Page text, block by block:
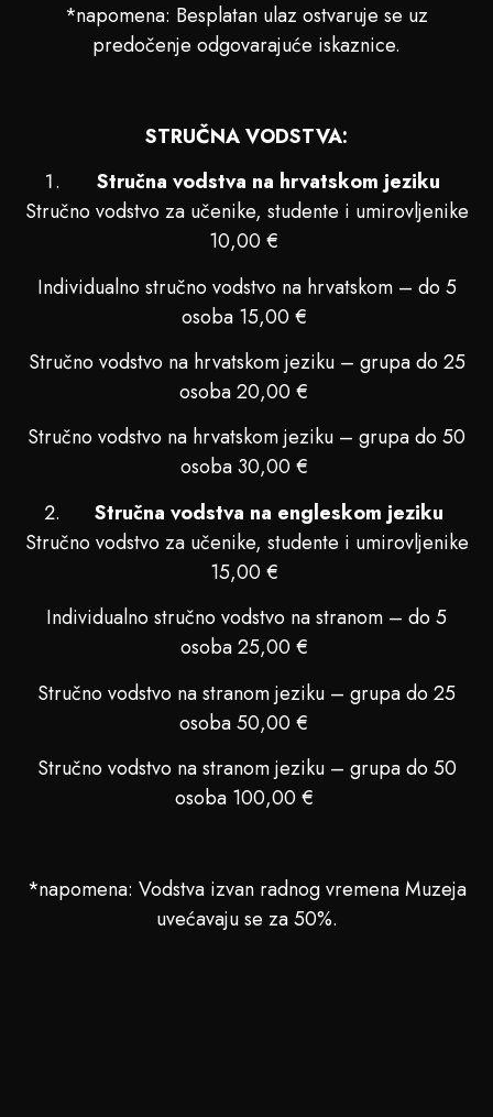
*napomena: Besplatan ulaz ostvaruje se uz
predočenje odgovarajuće iskaznice.
STRUČNA VODSTVA:
Stručna vodstva na hrvatskom jeziku
Stručno vodstvo za učenike, studente i umirovljenike
10,00 €
Individualno stručno vodstvo na hrvatskom – do 5
osoba 15,00 €
Stručno vodstvo na hrvatskom jeziku – grupa do 25
osoba 20,00 €
Stručno vodstvo na hrvatskom jeziku – grupa do 50
osoba 30,00 €
Stručna vodstva na engleskom jeziku
Stručno vodstvo za učenike, studente i umirovljenike
15,00 €
Individualno stručno vodstvo na stranom – do 5
osoba 25,00 €
Stručno vodstvo na stranom jeziku – grupa do 25
osoba 50,00 €
Stručno vodstvo na stranom jeziku – grupa do 50
osoba 100,00 €
*napomena: Vodstva izvan radnog vremena Muzeja
uvećavaju se za 50%.